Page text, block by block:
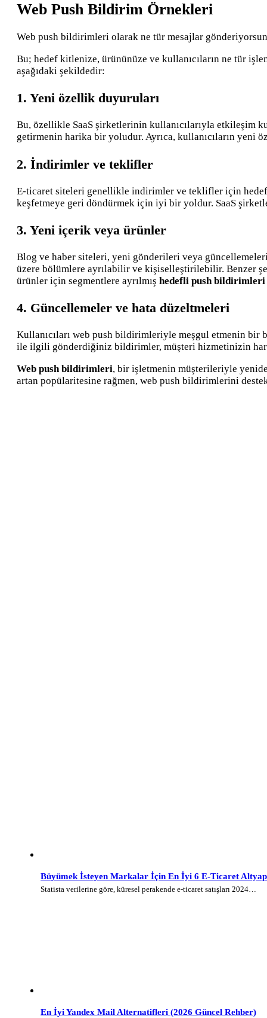
Web Push Bildirim Örnekleri
Web push bildirimleri olarak ne tür mesajlar
Bu; hedef kitlenize, ürününüze ve kullanıcıların ne tür
aşağıdaki şekildedir:
1. Yeni özellik duyuruları
Bu, özellikle SaaS şirketlerinin kullanıcılarıyla etkileşim
getirmenin harika bir yoludur. Ayrıca, kullanıcıların yeni
2. İndirimler ve teklifler
E-ticaret siteleri genellikle indirimler ve teklifler için
keşfetmeye geri döndürmek için iyi bir yoldur. SaaS
3. Yeni içerik veya ürünler
Blog ve haber siteleri, yeni gönderileri veya
üzere bölümlere ayrılabilir ve kişiselleştirilebilir. Benzer
ürünler için segmentlere ayrılmış hedefli push bildirimleri
4. Güncellemeler ve hata düzeltmeleri
Kullanıcıları web push bildirimleriyle meşgul etmenin bir
ile ilgili gönderdiğiniz bildirimler, müşteri hizmetinizin
Web push bildirimleri, bir işletmenin müşterileriyle
artan popülaritesine rağmen, web push bildirimlerini
Büyümek İsteyen Markalar İçin En İyi 6 E-Ticaret
Statista verilerine göre, küresel perakende e-ticaret satışları 2024…
En İyi Yandex Mail Alternatifleri (2026 Güncel Rehber)